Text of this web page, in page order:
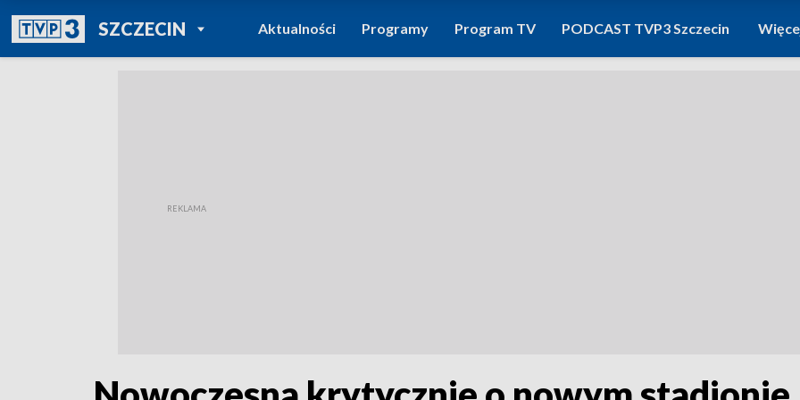
SZCZECINPOWRÓT DO
TVP REGIONY
Aktualności Programy Program TV PODCAST TVP3 Szczecin